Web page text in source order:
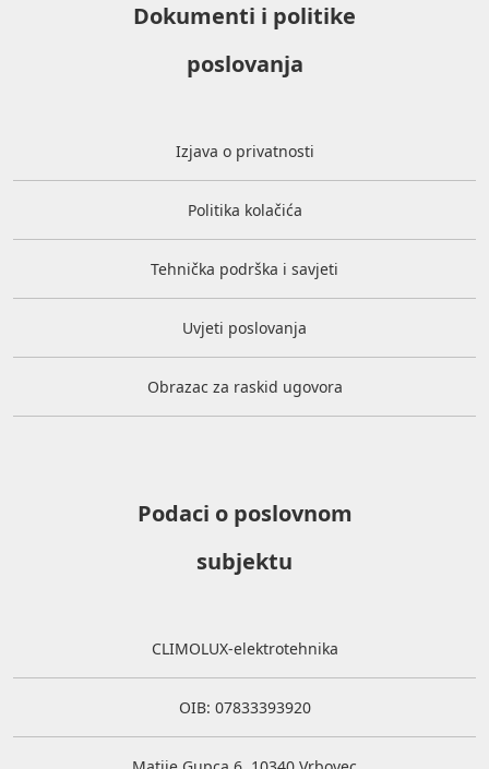
Dokumenti i politike
poslovanja
Izjava o privatnosti
Politika kolačića
Tehnička podrška i savjeti
Uvjeti poslovanja
Obrazac za raskid ugovora
Podaci o poslovnom
subjektu
CLIMOLUX-elektrotehnika
OIB: 07833393920